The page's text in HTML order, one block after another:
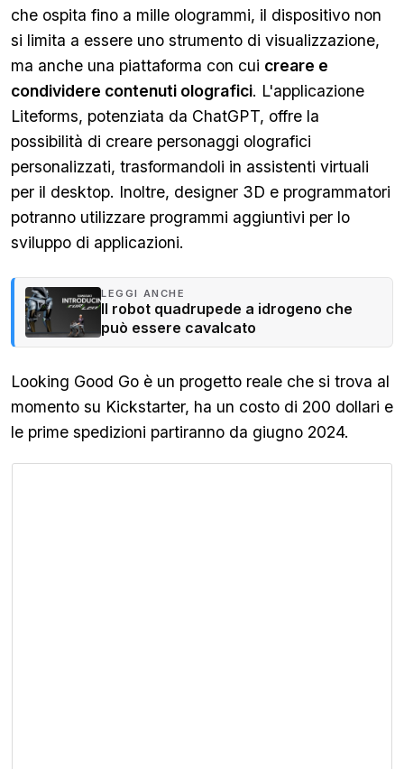
che ospita fino a mille ologrammi, il dispositivo non
si limita a essere uno strumento di visualizzazione,
ma anche una piattaforma con cui creare e
condividere contenuti olografici. L'applicazione
Liteforms, potenziata da ChatGPT, offre la
possibilità di creare personaggi olografici
personalizzati, trasformandoli in assistenti virtuali
per il desktop. Inoltre, designer 3D e programmatori
potranno utilizzare programmi aggiuntivi per lo
sviluppo di applicazioni.
LEGGI ANCHE
Il robot quadrupede a idrogeno che
può essere cavalcato
Looking Good Go è un progetto reale che si trova al
momento su Kickstarter, ha un costo di 200 dollari e
le prime spedizioni partiranno da giugno 2024.